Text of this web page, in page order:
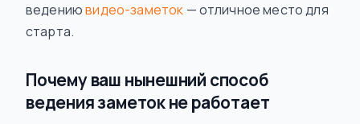
ведениювидео-заметок — отличное место для
старта.
Почему ваш нынешний способ
ведения заметок не работает